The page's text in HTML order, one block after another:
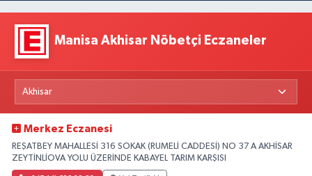
Manisa Akhisar Nöbetçi Eczaneler
Merkez Eczanesi
REŞATBEY MAHALLESİ 316 SOKAK (RUMELİ CADDESİ) NO 37 A AKHİSAR
ZEYTİNLİOVA YOLU ÜZERİNDE KABAYEL TARIM KARŞISI